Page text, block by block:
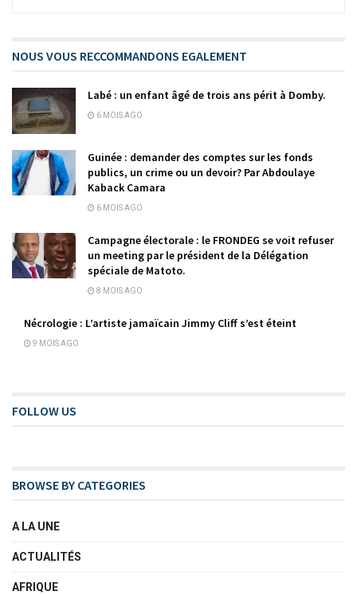
NOUS VOUS RECCOMMANDONS EGALEMENT
Labé : un enfant âgé de trois ans périt à Domby.
6 MOIS AGO
Guinée : demander des comptes sur les fonds
publics, un crime ou un devoir? Par Abdoulaye
Kaback Camara
6 MOIS AGO
Campagne électorale : le FRONDEG se voit refuser
un meeting par le président de la Délégation
spéciale de Matoto.
8 MOIS AGO
Nécrologie : L’artiste jamaïcain Jimmy Cliff s’est éteint
9 MOIS AGO
FOLLOW US
BROWSE BY CATEGORIES
A LA UNE
ACTUALITÉS
AFRIQUE